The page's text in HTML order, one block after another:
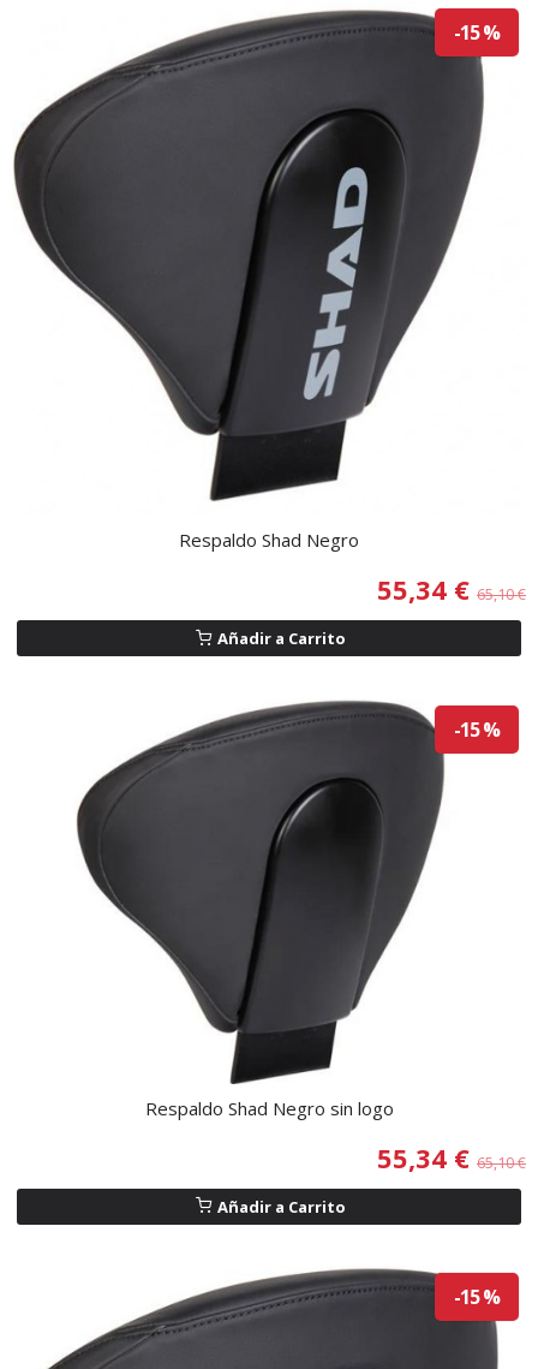
-15 %
Respaldo Shad Negro
55,34 € 65,10 €
Añadir a Carrito
-15 %
Respaldo Shad Negro sin logo
55,34 € 65,10 €
Añadir a Carrito
-15 %